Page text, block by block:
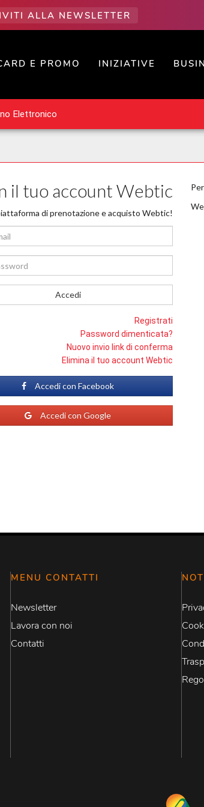
ALLA NEWSLETTER
E PROMO INIZIATIVE
MENU CONTATTI
Newsletter
Lavora con noi
Contatti